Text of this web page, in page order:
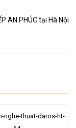
AN PHÚC tại Hà Nội